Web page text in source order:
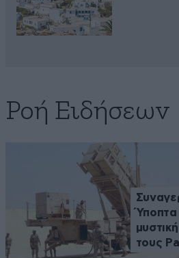
Ροή Ειδήσεων
τους